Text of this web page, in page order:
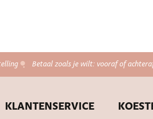
Betaal zoals je wilt: vooraf of
KLANTENSERVICE